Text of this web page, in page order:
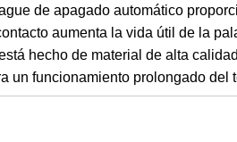
de apagado automático
aumenta la vida útil de la
hecho de material de alta
un funcionamiento prolongado del